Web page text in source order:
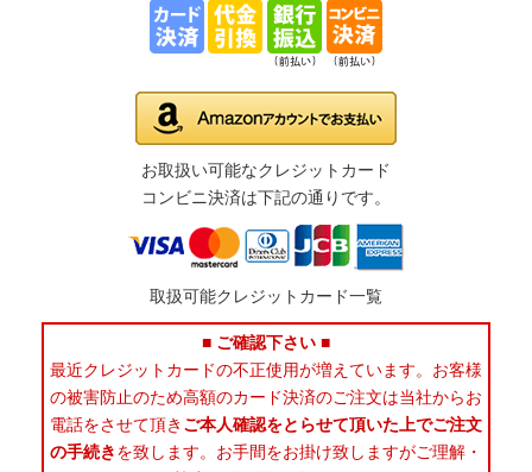
お取扱い可能なクレジットカード
コンビニ決済は下記の通りです。
取扱可能クレジットカード一覧
■ ご確認下さい ■
最近クレジットカードの不正使用が増えています。お客様
の被害防止のため高額のカード決済のご注文は当社からお
電話をさせて頂き ご本人確認をとらせて頂いた上でご注文
の手続きを致します。お手間をお掛け致しますがご理解・